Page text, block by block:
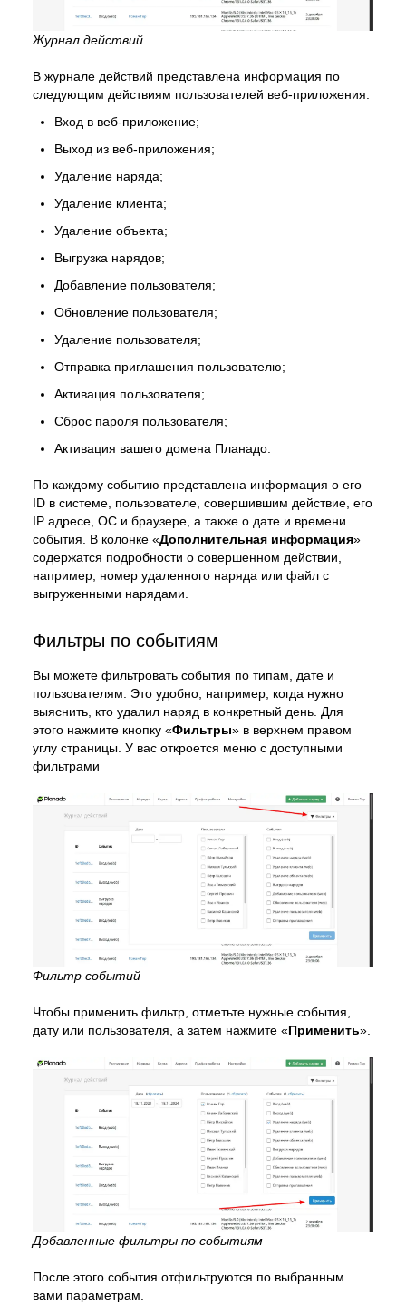
Журнал действий
В журнале действий представлена информация по
следующим действиям пользователей веб-приложения:
Вход в веб-приложение;
Выход из веб-приложения;
Удаление наряда;
Удаление клиента;
Удаление объекта;
Выгрузка нарядов;
Добавление пользователя;
Обновление пользователя;
Удаление пользователя;
Отправка приглашения пользователю;
Активация пользователя;
Сброс пароля пользователя;
Активация вашего домена Планадо.
По каждому событию представлена информация о его
ID в системе, пользователе, совершившим действие, его
IP адресе, ОС и браузере, а также о дате и времени
события. В колонке «Дополнительная информация»
содержатся подробности о совершенном действии,
например, номер удаленного наряда или файл с
выгруженными нарядами.
Фильтры по событиям
Вы можете фильтровать события по типам, дате и
пользователям. Это удобно, например, когда нужно
выяснить, кто удалил наряд в конкретный день. Для
этого нажмите кнопку «Фильтры» в верхнем правом
углу страницы. У вас откроется меню с доступными
фильтрами
Фильтр событий
Чтобы применить фильтр, отметьте нужные события,
дату или пользователя, а затем нажмите «Применить».
Добавленные фильтры по событиям
После этого события отфильтруются по выбранным
вами параметрам.